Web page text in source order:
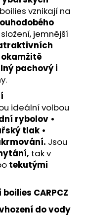
vznikají na
jemnější
okamžitě
pachový i
ideální volbou
rybolov •
tlak •
Jsou
tak v
tekutými
CARPCZ
do vody